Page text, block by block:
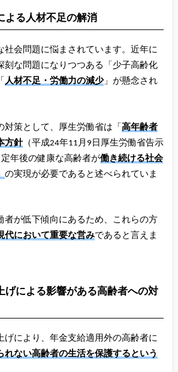
よる人材不足の解消
社会問題に悩まされています。近年に
刻な問題になりつつある「少子高齢化
人材不足・労働力の減少」が懸念され
対策として、厚生労働省は「 高年齢者
方針（平成24年11月9日厚生労働省告示
年後の健康な高齢者が働き続ける社会
の実現が必要であると述べられていま
者が低下傾向にあるため、これらの方
代において重要な営みであると言えま
げによる影響がある高齢者への対
げにより、年金支給適用外の高齢者に
れない高齢者の生活を保護するという